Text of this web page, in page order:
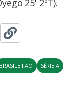
25' 2ºT).
BRASILEIRÃO SÉRIE A